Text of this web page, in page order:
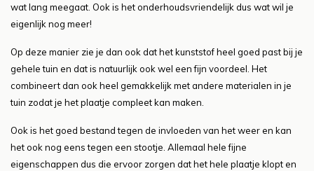
wat lang meegaat. Ook is het onderhoudsvriendelijk dus wat wil je
eigenlijk nog meer!
Op deze manier zie je dan ook dat het kunststof heel goed past bij je
gehele tuin en dat is natuurlijk ook wel een fijn voordeel. Het
combineert dan ook heel gemakkelijk met andere materialen in je
tuin zodat je het plaatje compleet kan maken.
Ook is het goed bestand tegen de invloeden van het weer en kan
het ook nog eens tegen een stootje. Allemaal hele fijne
eigenschappen dus die ervoor zorgen dat het hele plaatje klopt en